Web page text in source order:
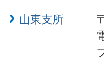
山東支所